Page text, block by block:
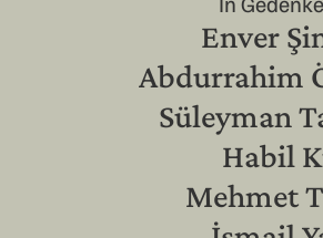
Enver
Abdurrahim
Süleyman
Habil
Mehmet